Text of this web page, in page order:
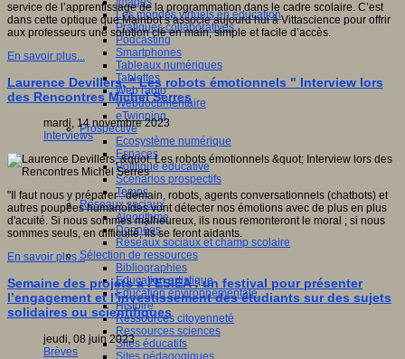
Les mondes virtuels en éducation
Pratiques collaboratives
Podcasting
Smartphones
Tableaux numériques
Tablettes
Web radio
Webdocumentaire
eTwinning
Prospective
Ecosystème numérique
Espaces
Politique éducative
Scénarios prospectifs
Temps
Réseaux sociaux
Algorithme
Données
Réseaux sociaux et champ scolaire
Sélection de ressources
Bibliographies
Education artistique
Education environnementale
Histoire
Ressources citoyenneté
Ressources sciences
Sites éducatifs
Sites pédagogiques
service de l’apprentissage de la programmation dans le cadre scolaire. C’est
dans cette optique que Mainbot s’associe aujourd’hui à Vittascience pour offrir
aux professeurs une solution clé en main, simple et facile d’accès.
En savoir plus...
Laurence Devillers, " Les robots émotionnels " Interview lors
des Rencontres Michel Serres
mardi, 14 novembre 2023
Interviews
"Il faut nous y préparer : demain, robots, agents conversationnels (chatbots) et
autres poupées humanoïdes vont détecter nos émotions avec de plus en plus
d'acuité. Si nous sommes malheureux, ils nous remonteront le moral ; si nous
sommes seuls, en difficulté, ils se feront aidants.
En savoir plus...
Semaine des projets à l’ESIEA : un festival pour présenter
l’engagement et l’investissement des étudiants sur des sujets
solidaires ou scientifiques
jeudi, 08 juin 2023
Brèves